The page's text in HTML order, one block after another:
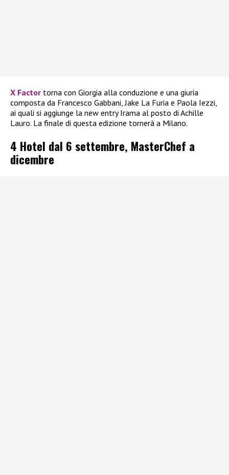
X Factor torna con Giorgia alla conduzione e una giuria
composta da Francesco Gabbani, Jake La Furia e Paola Iezzi,
ai quali si aggiunge la new entry Irama al posto di Achille
Lauro. La finale di questa edizione tornerà a Milano.
4 Hotel dal 6 settembre, MasterChef a
dicembre